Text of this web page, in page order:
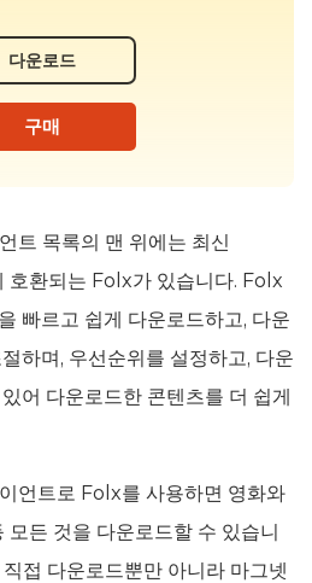
다운로드
구매
목록의 맨 위에는 최신
호환되는 Folx가 있습니다. Folx
빠르고 쉽게 다운로드하고, 다운
하며, 우선순위를 설정하고, 다운
어 다운로드한 콘텐츠를 더 쉽게
언트로 Folx를 사용하면 영화와
든 것을 다운로드할 수 있습니
접 다운로드뿐만 아니라 마그넷